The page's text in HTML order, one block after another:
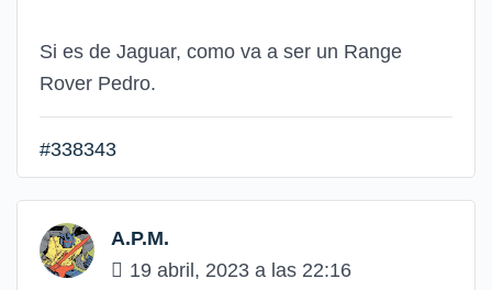
Si es de Jaguar, como va a ser un Range
Rover Pedro.
#338343
A.P.M.
19 abril, 2023 a las 22:16